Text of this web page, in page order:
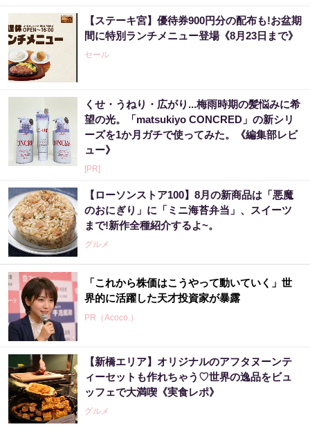
【ステーキ宮】優待券900円分の配布も!お盆期
間に特別ランチメニュー登場《8月23日まで》
セール
くせ・うねり・広がり...梅雨時期の髪悩みに希
望の光。「matsukiyo CONCRED」の新シリ
ーズを1か月ガチで使ってみた。《編集部レビ
ュー》
[PR]
【ローソンストア100】8月の新商品は「悪魔
のおにぎり」に「ミニ海苔弁当」、スイーツ
まで!新作全種紹介するよ~。
グルメ
「これから株価はこうやって動いていく」世
界的に活躍した天才投資家が暴露
PR（Acoco.）
あなたの金運はどう？宝くじに縁がある時、
金運はこう変わる
【新橋エリア】オリジナルのアフタヌーンテ
ィーセットも作れちゃう♡世界の逸品をビュ
ッフェで大満喫《実食レポ》
グルメ